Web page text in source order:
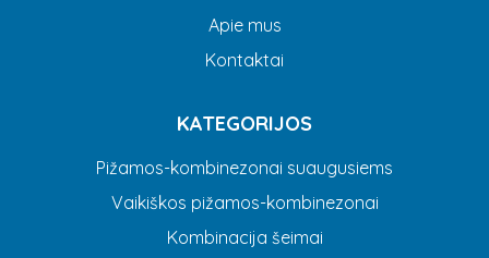
Apie mus
Kontaktai
KATEGORIJOS
Pižamos-kombinezonai suaugusiems
Vaikiškos pižamos-kombinezonai
Kombinacija šeimai